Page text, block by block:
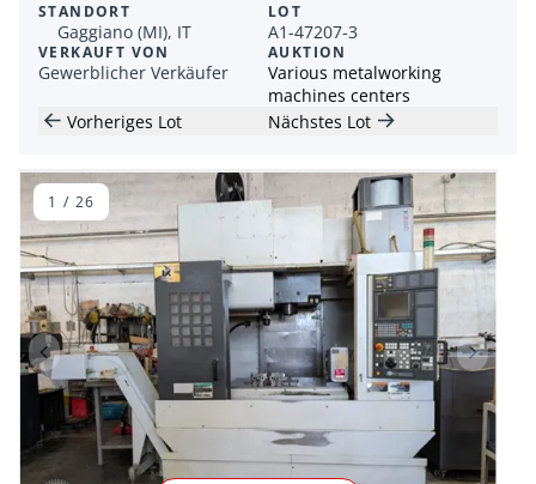
STANDORT
Gaggiano (MI), IT
VERKAUFT VON
Gewerblicher Verkäufer
LOT
A1-47207-3
AUKTION
Various metalworking
machines centers
Vorheriges Lot
Nächstes Lot
Vorheriger Artikel
1 / 26